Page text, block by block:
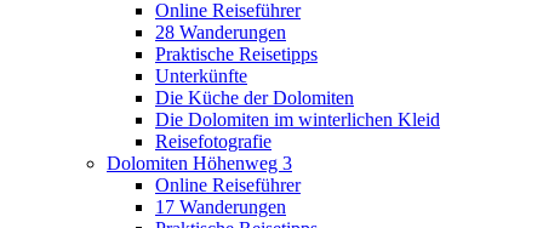
Online Reiseführer
28 Wanderungen
Praktische Reisetipps
Unterkünfte
Die Küche der Dolomiten
Die Dolomiten im winterlichen Kleid
Reisefotografie
Dolomiten Höhenweg 3
Online Reiseführer
17 Wanderungen